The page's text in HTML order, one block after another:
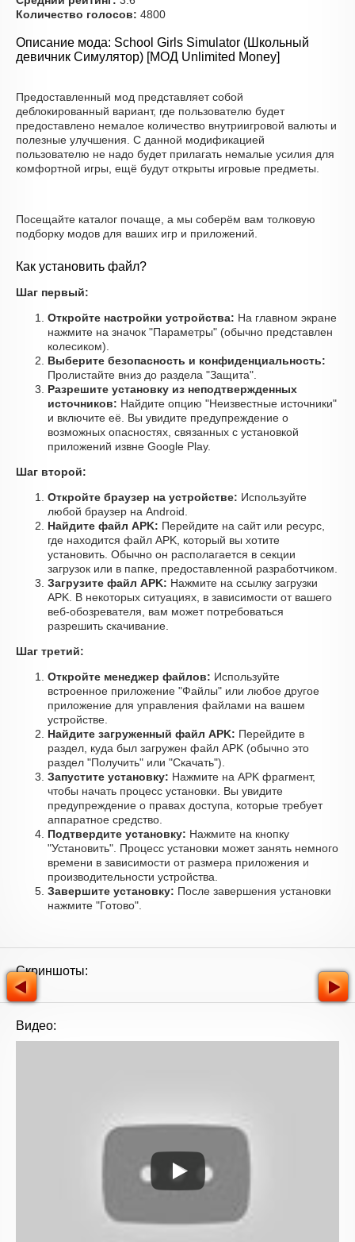
Количество голосов: 4800
Описание мода: School Girls Simulator (Школьный
девичник Симулятор) [МОД Unlimited Money]
Предоставленный мод представляет собой
деблокированный вариант, где пользователю будет
предоставлено немалое количество внутриигровой валюты и
полезные улучшения. С данной модификацией
пользователю не надо будет прилагать немалые усилия для
комфортной игры, ещё будут открыты игровые предметы.
Посещайте каталог почаще, а мы соберём вам толковую
подборку модов для ваших игр и приложений.
Как установить файл?
Шаг первый:
Откройте настройки устройства: На главном экране
нажмите на значок "Параметры" (обычно представлен
колесиком).
Выберите безопасность и конфиденциальность:
Пролистайте вниз до раздела "Защита".
Разрешите установку из неподтвержденных
источников: Найдите опцию "Неизвестные источники"
и включите её. Вы увидите предупреждение о
возможных опасностях, связанных с установкой
приложений извне Google Play.
Шаг второй:
Откройте браузер на устройстве: Используйте
любой браузер на Android.
Найдите файл APK: Перейдите на сайт или ресурс,
где находится файл APK, который вы хотите
установить. Обычно он располагается в секции
загрузок или в папке, предоставленной разработчиком.
Загрузите файл APK: Нажмите на ссылку загрузки
APK. В некоторых ситуациях, в зависимости от вашего
веб-обозревателя, вам может потребоваться
разрешить скачивание.
Шаг третий:
Откройте менеджер файлов: Используйте
встроенное приложение "Файлы" или любое другое
приложение для управления файлами на вашем
устройстве.
Найдите загруженный файл APK: Перейдите в
раздел, куда был загружен файл APK (обычно это
раздел "Получить" или "Скачать").
Запустите установку: Нажмите на APK фрагмент,
чтобы начать процесс установки. Вы увидите
предупреждение о правах доступа, которые требует
аппаратное средство.
Подтвердите установку: Нажмите на кнопку
"Установить". Процесс установки может занять немного
времени в зависимости от размера приложения и
производительности устройства.
Завершите установку: После завершения установки
нажмите "Готово".
Скриншоты:
Видео: